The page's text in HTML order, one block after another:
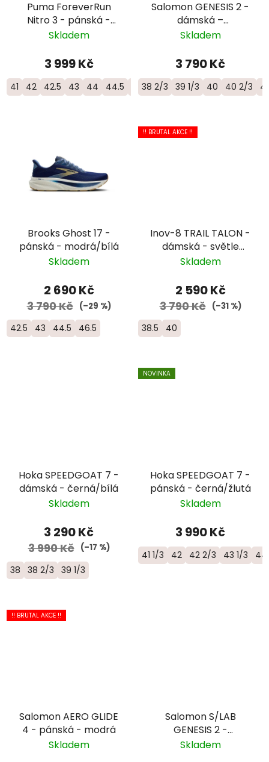
Puma ForeverRun
Nitro 3 - pánská -
modrá
Skladem
3 999 Kč
41 42 42.5 43 44 44.5 45 46 46.5 47
Salomon GENESIS 2 -
dámská –
fialová/oranžová
Skladem
3 790 Kč
38 2/3 39 1/3 40 40 2/3
Brooks Ghost 17 -
pánská - modrá/bílá
Skladem
2 690 Kč
3 790 Kč (–29 %)
42.5 43 44.5 46.5
!! BRUTAL AKCE !!
Inov-8 TRAIL TALON -
dámská - světle
fialová
Skladem
2 590 Kč
3 790 Kč (–31 %)
38.5 40
Hoka SPEEDGOAT 7 -
dámská - černá/bílá
Skladem
3 290 Kč
3 990 Kč (–17 %)
38 38 2/3 39 1/3
NOVINKA
Hoka SPEEDGOAT 7 -
pánská - černá/žlutá
Skladem
3 990 Kč
41 1/3 42 42 2/3 43 1/3 44
!! BRUTAL AKCE !!
Salomon AERO GLIDE
4 - pánská - modrá
Skladem
Salomon S/LAB
GENESIS 2 -
univerzální trailová
Skladem